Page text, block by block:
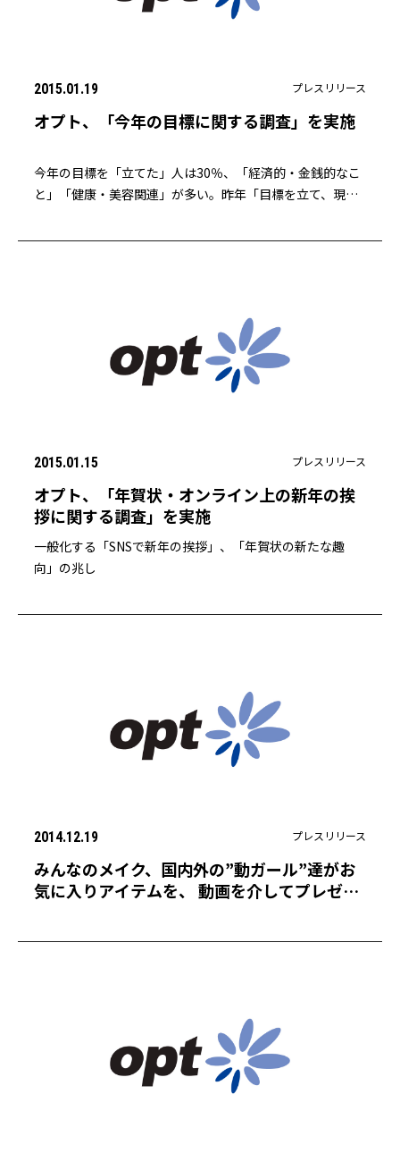
2015.01.19 プレスリリース
オプト、「今年の目標に関する調査」を実施
今年の目標を「立てた」人は30％、「経済的・金銭的なこ
と」「健康・美容関連」が多い。昨年「目標を立て、現在
2015.01.15 プレスリリース
オプト、「年賀状・オンライン上の新年の挨
拶に関する調査」を実施
一般化する「SNSで新年の挨拶」、「年賀状の新たな趣
向」の兆し
2014.12.19 プレスリリース
みんなのメイク、国内外の”動ガール”達がお
気に入りアイテムを、 動画を介してプレゼン